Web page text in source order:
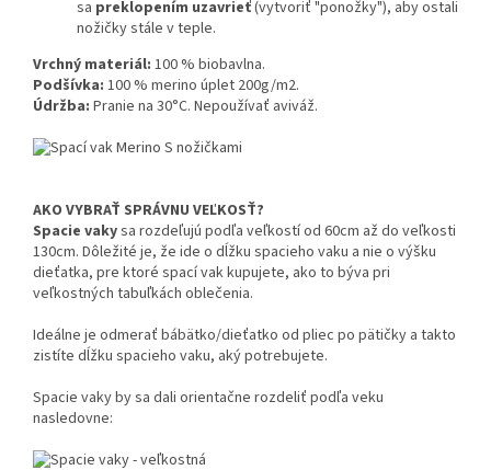
sa preklopením uzavrieť(vytvoriť "ponožky"), aby ostali
nožičky stále v teple.
Vrchný materiál: 100 % biobavlna.
Podšívka: 100 % merino úplet 200g/m2.
Údržba: Pranie na 30°C. Nepoužívať aviváž.
AKO VYBRAŤ SPRÁVNU VEĽKOSŤ?
Spacie vakysa rozdeľujú podľa veľkostí od 60cm až do veľkosti
130cm. Dôležité je, že ide o dĺžku spacieho vaku a nie o výšku
dieťatka, pre ktoré spací vak kupujete, ako to býva pri
veľkostných tabuľkách oblečenia.
Ideálne je odmerať bábätko/dieťatko od pliec po pätičky a takto
zistíte dĺžku spacieho vaku, aký potrebujete.
Spacie vaky by sa dali orientačne rozdeliť podľa veku
nasledovne: